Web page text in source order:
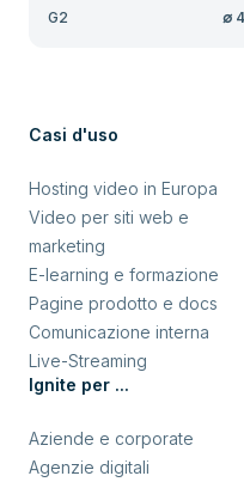
G2
∅
Casi d'uso
Hosting video in Europa
Video per siti web e
marketing
E-learning e formazione
Pagine prodotto e docs
Comunicazione interna
Live-Streaming
Ignite per ...
Aziende e corporate
Agenzie digitali